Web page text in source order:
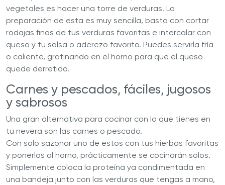
vegetales es hacer una torre de verduras. La
preparación de esta es muy sencilla, basta con cortar
rodajas finas de tus verduras favoritas e intercalar con
queso y tu salsa o aderezo favorito. Puedes servirla fría
o caliente, gratinando en el horno para que el queso
quede derretido.
Carnes y pescados, fáciles, jugosos
y sabrosos
Una gran alternativa para cocinar con lo que tienes en
tu nevera son las carnes o pescado.
Con solo sazonar uno de estos con tus hierbas favoritas
y ponerlos al horno, prácticamente se cocinarán solos.
Simplemente coloca la proteína ya condimentada en
una bandeja junto con las verduras que tengas a mano,